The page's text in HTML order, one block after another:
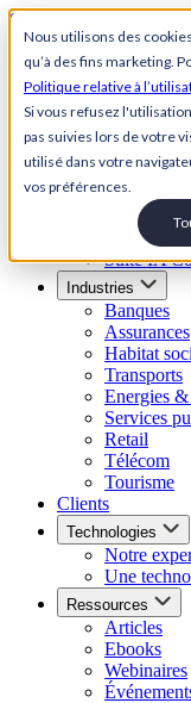
Nous utilisons des
qu’à des fins marketing.
Politique relative à
Si vous refusez
pas suivies lors de votre
utilisé dans votre
vos préférences.
Skip to content
Back to Homepage
Open menu
Suite
Agent
Agent IA
SVI Visuel
Suite IA
Industries
Banques
Assurances
Habitat
Transports
Energies
Services
Retail
Télécom
Tourisme
Clients
Technologies
Notre
Une
Ressources
Articles
Ebooks
Webinaires